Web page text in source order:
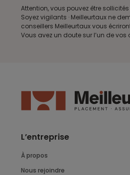
Attention, vous pouvez être
Soyez vigilants · Meilleurtaux ne
conseillers Meilleurtaux vous
Vous avez un doute sur l’un de
L’entreprise
À propos
Nous rejoindre